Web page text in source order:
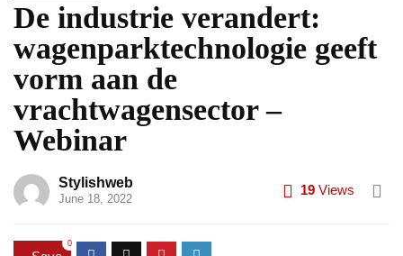
De industrie verandert:
wagenparktechnologie geeft
vorm aan de
vrachtwagensector –
Webinar
Stylishweb
June 18, 2022
19 Views
0